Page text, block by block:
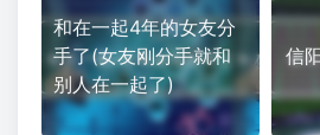
和在一起4年的女友分
手了(女友刚分手就和
别人在一起了)
信